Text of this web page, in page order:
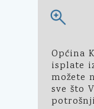
Općina
isplate
možete
sve što